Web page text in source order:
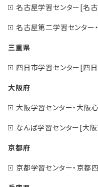
名古屋学習センター[名
名古屋第二学習センター
三重県
四日市学習センター[四
大阪府
大阪学習センター・大阪
なんば学習センター[大
京都府
京都学習センター・京都